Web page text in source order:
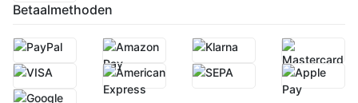
Betaalmethoden